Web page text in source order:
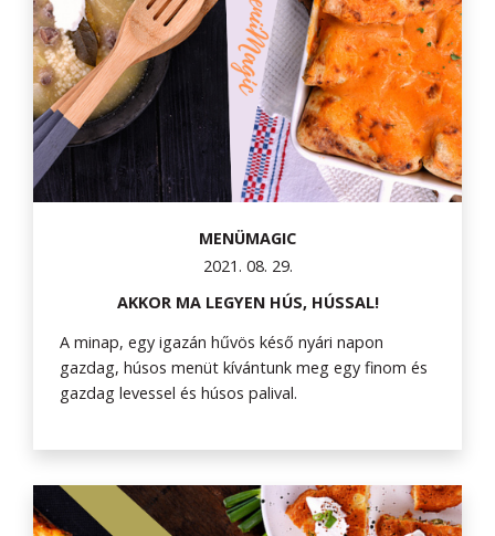
MENÜMAGIC
2021. 08. 29.
AKKOR MA LEGYEN HÚS, HÚSSAL!
A minap, egy igazán hűvös késő nyári napon
gazdag, húsos menüt kívántunk meg egy finom és
gazdag levessel és húsos palival.